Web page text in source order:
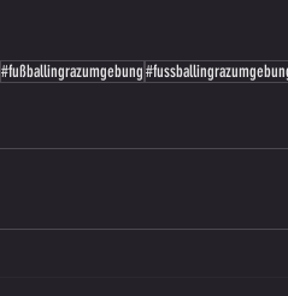
#fußballingrazumgebung